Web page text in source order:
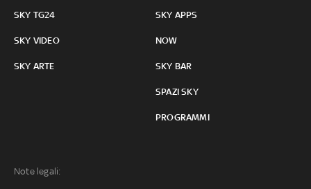
SKY TG24
SKY VIDEO
SKY ARTE
SKY APPS
NOW
SKY BAR
SPAZI SKY
PROGRAMMI
Note legali: